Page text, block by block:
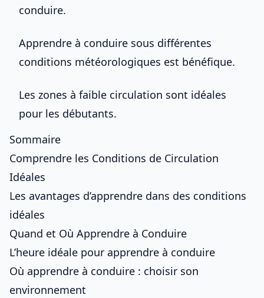
conduire.
Apprendre à conduire sous différentes
conditions météorologiques est bénéfique.
Les zones à faible circulation sont idéales
pour les débutants.
Sommaire
Comprendre les Conditions de Circulation
Idéales
Les avantages d’apprendre dans des conditions
idéales
Quand et Où Apprendre à Conduire
L’heure idéale pour apprendre à conduire
Où apprendre à conduire : choisir son
environnement